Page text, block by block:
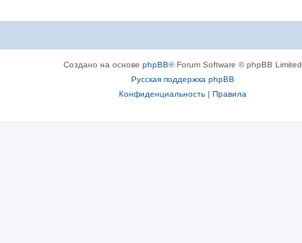
Создано на основе phpBB® Forum Software © phpBB Limited
Русская поддержка phpBB
Конфиденциальность| Правила